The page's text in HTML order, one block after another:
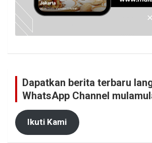
Dapatkan berita terbaru
WhatsApp Channel
Ikuti Kami